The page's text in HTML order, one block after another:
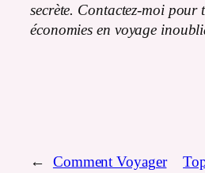
secrète. Contactez-moi pour
économies en voyage
←
Comment Voyager